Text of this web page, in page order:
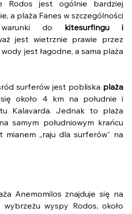
Rodos jest ogólnie bardziej
a plaża Fanes w szczególności
warunki do
kitesurfingu i
jest wietrznie prawie przez
jest łagodne, a sama plaża
surferów jest pobliska plaża
około 4 km na południe i
Kalavarda. Jednak to plaża
samym południowym krańcu
mianem „raju dla surferów” na
Anemomilos znajduje się na
wybrzeżu wyspy Rodos, około